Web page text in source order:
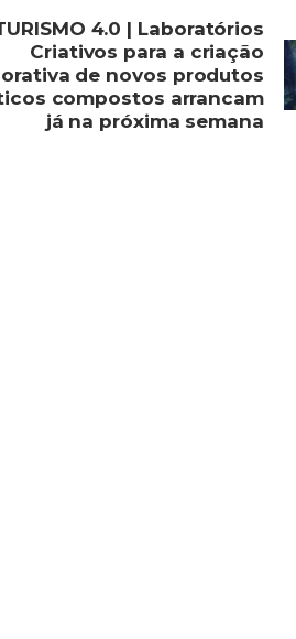
4.0 | Laboratórios
Criativos para a criação
de novos produtos
compostos arrancam
já na próxima semana